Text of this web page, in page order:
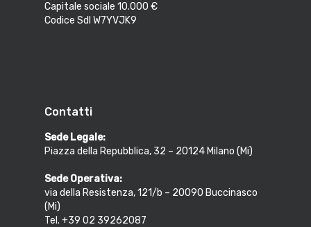
Capitale sociale 10.000 €
Codice SdI W7YVJK9
Contatti
Sede Legale:
Piazza della Repubblica, 32 – 20124 Milano (Mi)
Sede Operativa:
via della Resistenza, 121/b – 20090 Buccinasco
(Mi)
Tel. +39 02 39262087